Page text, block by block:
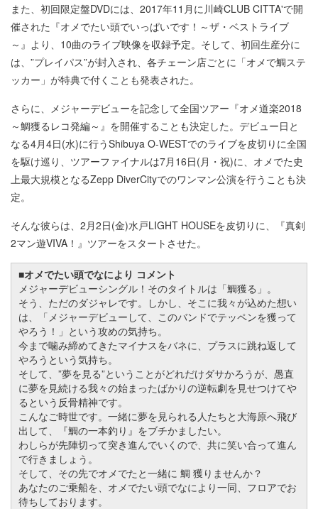
また、初回限定盤DVDには、2017年11月に川崎CLUB CITTA'で開
催された『オメでたい頭でいっぱいです！～ザ・ベストライブ
～』より、10曲のライブ映像を収録予定。そして、初回生産分に
は、”プレイパス”が封入され、各チェーン店ごとに「オメで鯛ステ
ッカー」が特典で付くことも発表された。
さらに、メジャーデビューを記念して全国ツアー『オメ道楽2018
～鯛獲るレコ発編～』を開催することも決定した。デビュー日と
なる4月4日(水)に行うShibuya O-WESTでのライブを皮切りに全国
を駆け巡り、ツアーファイナルは7月16日(月・祝)に、オメでた史
上最大規模となるZepp DiverCityでのワンマン公演を行うことも決
定。
そんな彼らは、2月2日(金)水戸LIGHT HOUSEを皮切りに、『真剣
2マン遊VIVA！』ツアーをスタートさせた。
■オメでたい頭でなにより コメント
メジャーデビューシングル！そのタイトルは「鯛獲る」。
そう、ただのダジャレです。しかし、そこに我々が込めた想い
は、「メジャーデビューして、このバンドでテッペンを獲って
やろう！」という攻めの気持ち。
今まで噛み締めてきたマイナスをバネに、プラスに跳ね返して
やろうという気持ち。
そして、”夢を見る”ということがどれだけダサかろうが、愚直
に夢を見続ける我々の始まったばかりの逆転劇を見せつけてや
るという反骨精神です。
こんなご時世です。一緒に夢を見られる人たちと大海原へ飛び
出して、『鯛の一本釣り』をブチかましたい。
わしらが先陣切って突き進んでいくので、共に笑い合って進ん
で行きましょう。
そして、その先でオメでたと一緒に 鯛 獲りませんか？
あなたのご乗船を、オメでたい頭でなにより一同、フロアでお
待ちしております。